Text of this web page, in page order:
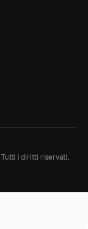
Tutti i diritti riservati.